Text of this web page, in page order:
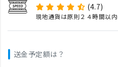
(4.7)
現地通貨は原則２４時間以
送金予定額は？